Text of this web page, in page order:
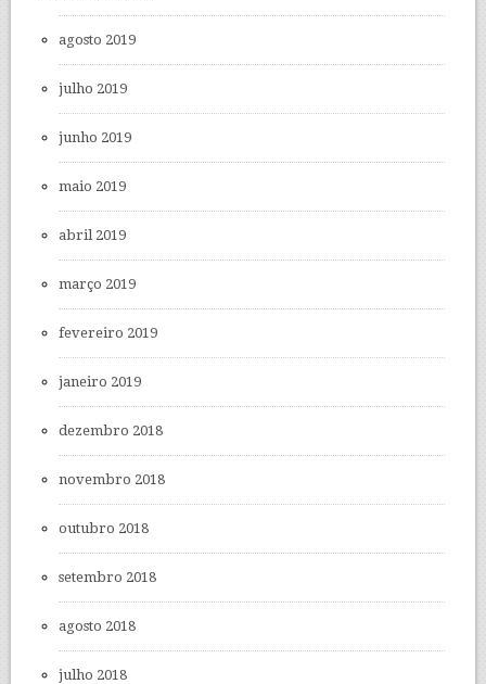
agosto 2019
julho 2019
junho 2019
maio 2019
abril 2019
março 2019
fevereiro 2019
janeiro 2019
dezembro 2018
novembro 2018
outubro 2018
setembro 2018
agosto 2018
julho 2018